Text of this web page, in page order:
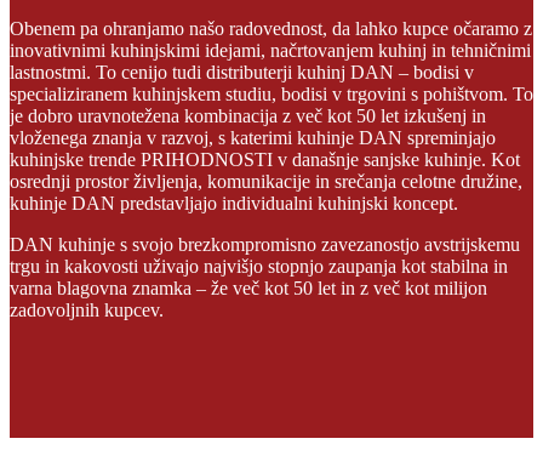
Obenem pa ohranjamo našo radovednost, da lahko kupce očaramo z
inovativnimi kuhinjskimi idejami, načrtovanjem kuhinj in tehničnimi
lastnostmi. To cenijo tudi distributerji kuhinj DAN – bodisi v
specializiranem kuhinjskem studiu, bodisi v trgovini s pohištvom. To
je dobro uravnotežena kombinacija z več kot 50 let izkušenj in
vloženega znanja v razvoj, s katerimi kuhinje DAN spreminjajo
kuhinjske trende PRIHODNOSTI v današnje sanjske kuhinje. Kot
osrednji prostor življenja, komunikacije in srečanja celotne družine,
kuhinje DAN predstavljajo individualni kuhinjski koncept.
DAN kuhinje s svojo brezkompromisno zavezanostjo avstrijskemu
trgu in kakovosti uživajo najvišjo stopnjo zaupanja kot stabilna in
varna blagovna znamka – že več kot 50 let in z več kot milijon
zadovoljnih kupcev.